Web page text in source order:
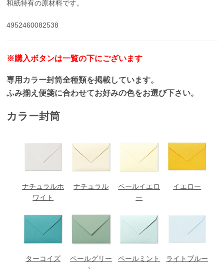
和紙特有の原材料です。
4952460082538
※購入ボタンは一覧の下にございます
専用カラー封筒全種類を掲載しています。
ふみ揃え便箋に合わせてお好みの色をお選び下さい。
カラー封筒
ナチュラルホ
ワイト
ナチュラル
ペールイエロ
ー
イエロー
ターコイズ
ペールグリー
ペールミント ライトブルー